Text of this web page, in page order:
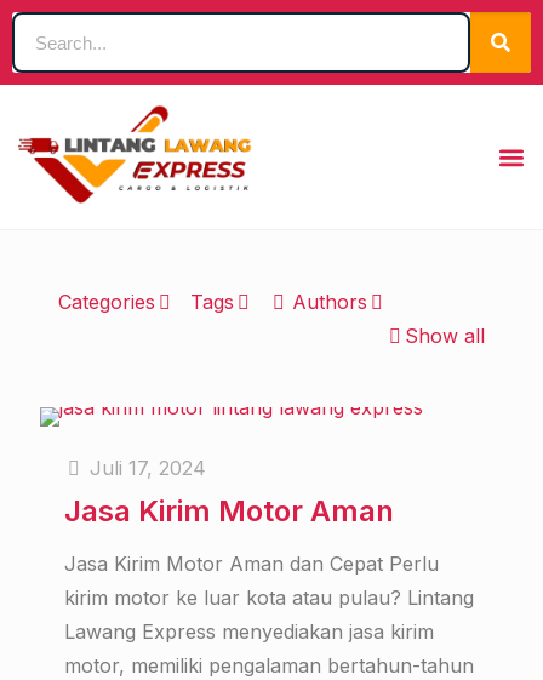
Categories Tags
Authors
Show all
Juli 17, 2024
Jasa Kirim Motor Aman
Jasa Kirim Motor Aman dan Cepat Perlu
kirim motor ke luar kota atau pulau? Lintang
Lawang Express menyediakan jasa kirim
motor, memiliki pengalaman bertahun-tahun